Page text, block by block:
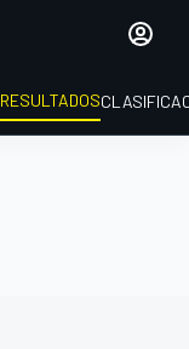
RESULTADOS